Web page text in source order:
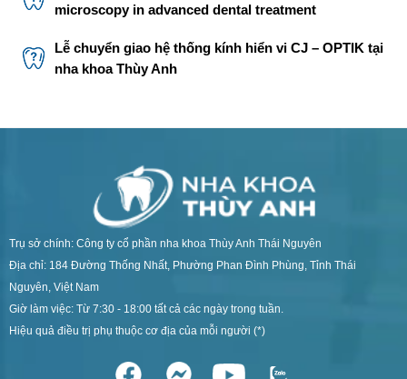
microscopy in advanced dental treatment
Lễ chuyển giao hệ thống kính hiển vi CJ – OPTIK tại
nha khoa Thùy Anh
Trụ sở chính: Công ty cổ phần nha khoa Thùy Anh Thái Nguyên
Địa chỉ: 184 Đường Thống Nhất, Phường Phan Đình Phùng, Tỉnh Thái
Nguyên, Việt Nam
Giờ làm việc: Từ 7:30 - 18:00 tất cả các ngày trong tuần.
Hiệu quả điều trị phụ thuộc cơ địa của mỗi người (*)